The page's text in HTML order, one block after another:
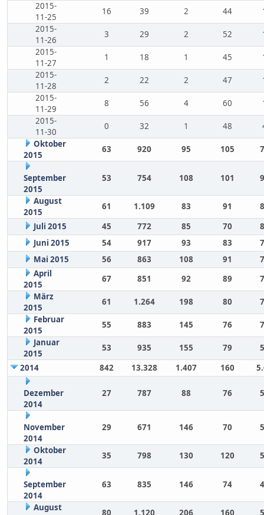
2015-
11-25
16 39 2 44
2015-
11-26
3 29 2 52
2015-
11-27
1 18 1 45
2015-
11-28
2 22 2 47
2015-
11-29
8 56 4 60
2015-
11-30
0 32 1 48
Oktober
2015
63 920 95 105
September
2015
53 754 108 101
August
2015
61 1.109 83 91
Juli 2015
45 772 85 70
Juni 2015
54 917 93 83
Mai 2015
56 863 108 91
April
2015
67 851 92 89
März
2015
61 1.264 198 80
Februar
2015
55 883 145 76
Januar
2015
53 935 155 79
2014
842 13.328 1.407 160
Dezember
2014
27 787 88 76
November
2014
29 671 146 70
Oktober
2014
35 798 130 120
September
2014
63 835 146 74
August
80 1.120 206 160